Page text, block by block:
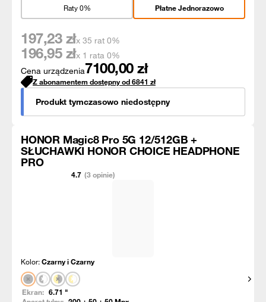
Płatne Jednorazowo
Raty 0%
Cena urządzenia7100,00 zł
197,23 złx 35 rat 0%
196,95 złx 1 rata 0%
Z abonamentem dostępny od6841 zł
Produkt tymczasowo niedostępny
HONOR Magic8 Pro 5G 12/512GB +
SŁUCHAWKI HONOR CHOICE HEADPHONE
PRO
4.7 (3 opinie)
Kolor:Czarny i Czarny
Ekran: 6.71 "